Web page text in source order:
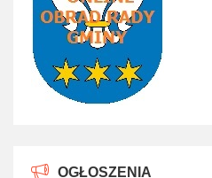
OGŁOSZENIA